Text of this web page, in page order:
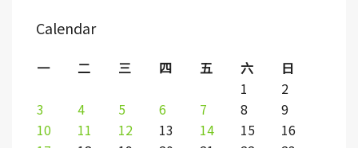
Calendar
一 二 三 四 五 六
日
1
2
3
4 5 6 7 8
9
10
11 12 13 14 15
16